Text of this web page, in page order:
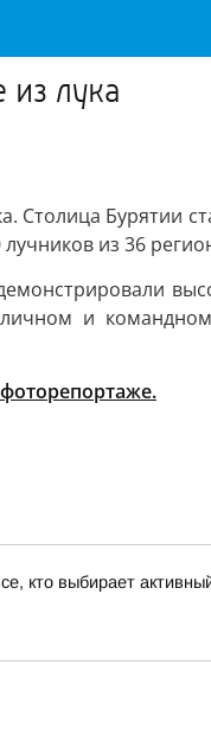
из лука
Столица
из 36
и
кто выбирает